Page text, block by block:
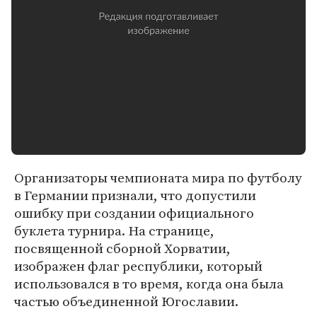
Организаторы чемпионата мира по футболу
в Германии признали, что допустили
ошибку при создании официального
буклета турнира. На странице,
посвященной сборной Хорватии,
изображен флаг республики, который
использовался в то время, когда она была
частью объединенной Югославии.